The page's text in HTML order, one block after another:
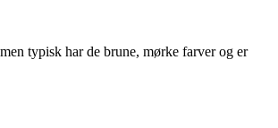
typisk har de brune, mørke farver og er